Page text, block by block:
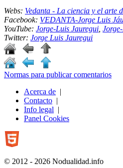
Webs: Vedanta - La ciencia y el arte
Facebook: VEDANTA-Jorge Luis
YouTube: Jorge-Luis Jauregui
Twitter: Jorge Luis Jauregui
Normas para publicar comentarios
Acerca de |
Contacto |
Info legal |
Panel Cookies
© 2012 - 2026 Nodualidad.info